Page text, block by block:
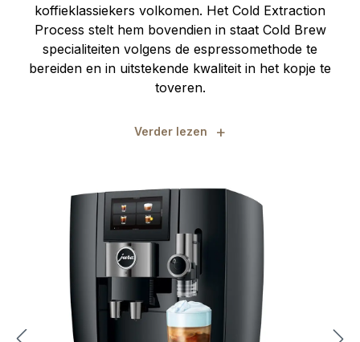
koffieklassiekers volkomen. Het Cold Extraction
Process stelt hem bovendien in staat Cold Brew
specialiteiten volgens de espressomethode te
bereiden en in uitstekende kwaliteit in het kopje te
toveren.
Verder lezen +